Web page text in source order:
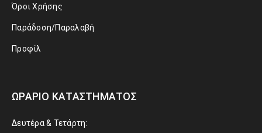
Όροι Χρήσης
Παράδοση/Παραλαβή
Προφίλ
ΩΡΆΡΙΟ ΚΑΤΑΣΤΉΜΑΤΟΣ
Δευτέρα & Τετάρτη: